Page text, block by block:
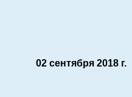
02 сентября 2018 г.